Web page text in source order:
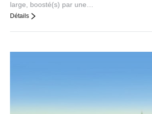
large, boosté(s) par une…
Détails